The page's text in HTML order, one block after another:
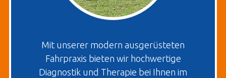
Mit unserer modern ausgerüsteten
Fahrpraxis bieten wir hochwertige
Diagnostik und Therapie bei Ihnen im